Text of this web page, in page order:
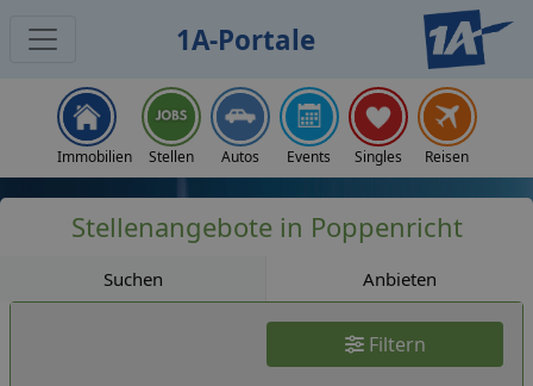
1A-Portale
Immobilien Stellen Autos Events Singles Reisen
Stellenangebote in Poppenricht
Suchen Anbieten
Filtern